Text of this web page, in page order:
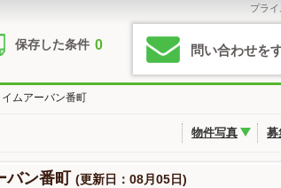
プラ
保存した条件 0 問い合わせを
イムアーバン番町
物件写真 募
バン番町 (更新日：08月05日)